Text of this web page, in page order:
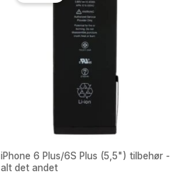
iPhone 6 Plus/6S Plus (5,5") tilbehør -
alt det andet